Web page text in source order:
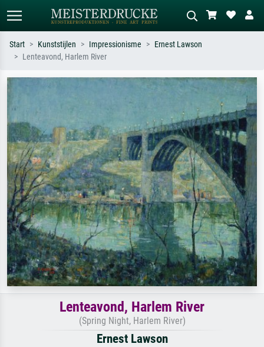
Beschrijf de scène – bijv. groene
weide, abstract met veel rood, donker
olieverfschilderij, staand naakt naast
een boom.
Start Kunststijlen Impressionisme
Ernest Lawson
Lenteavond, Harlem River
Lenteavond, Harlem River
(Spring Night, Harlem River)
Ernest Lawson